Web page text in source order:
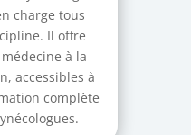
charge tous
Il offre
à la
accessibles à
complète